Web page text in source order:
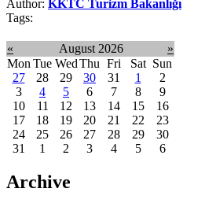
Author: KKTC Turizm Bakanlığı
Tags:
« August 2026
»
Mon Tue WedThu Fri Sat Sun
27
28 29 30 31 1
2
3
4 5 6 7 8
9
10
11 12 13 14 15
16
17
18 19 20 21 22
23
24
25 26 27 28 29
30
31
1 2 3 4 5 6
Archive